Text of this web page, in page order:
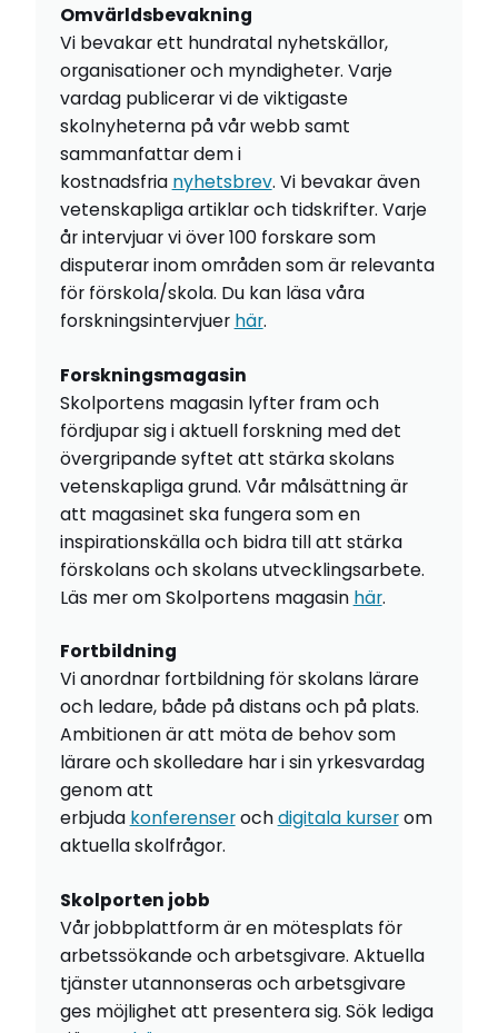
Omvärldsbevakning
Vi bevakar ett hundratal nyhetskällor,
organisationer och myndigheter. Varje
vardag publicerar vi de viktigaste
skolnyheterna på vår webb samt
sammanfattar dem i
kostnadsfria nyhetsbrev. Vi bevakar även
vetenskapliga artiklar och tidskrifter. Varje
år intervjuar vi över 100 forskare som
disputerar inom områden som är relevanta
för förskola/skola. Du kan läsa våra
forskningsintervjuer här.
Forskningsmagasin
Skolportens magasin lyfter fram och
fördjupar sig i aktuell forskning med det
övergripande syftet att stärka skolans
vetenskapliga grund. Vår målsättning är
att magasinet ska fungera som en
inspirationskälla och bidra till att stärka
förskolans och skolans utvecklingsarbete.
Läs mer om Skolportens magasin här.
Fortbildning
Vi anordnar fortbildning för skolans lärare
och ledare, både på distans och på plats.
Ambitionen är att möta de behov som
lärare och skolledare har i sin yrkesvardag
genom att
erbjuda konferenserochdigitala kurserom
aktuella skolfrågor.
Skolporten jobb
Vår jobbplattform är en mötesplats för
arbetssökande och arbetsgivare. Aktuella
tjänster utannonseras och arbetsgivare
ges möjlighet att presentera sig. Sök lediga